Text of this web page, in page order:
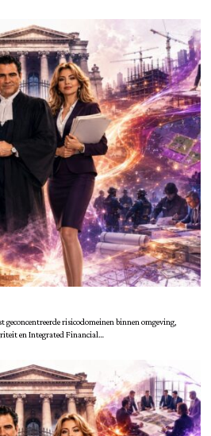
risicodomeinen binnen omgeving,
en Integrated Financial…